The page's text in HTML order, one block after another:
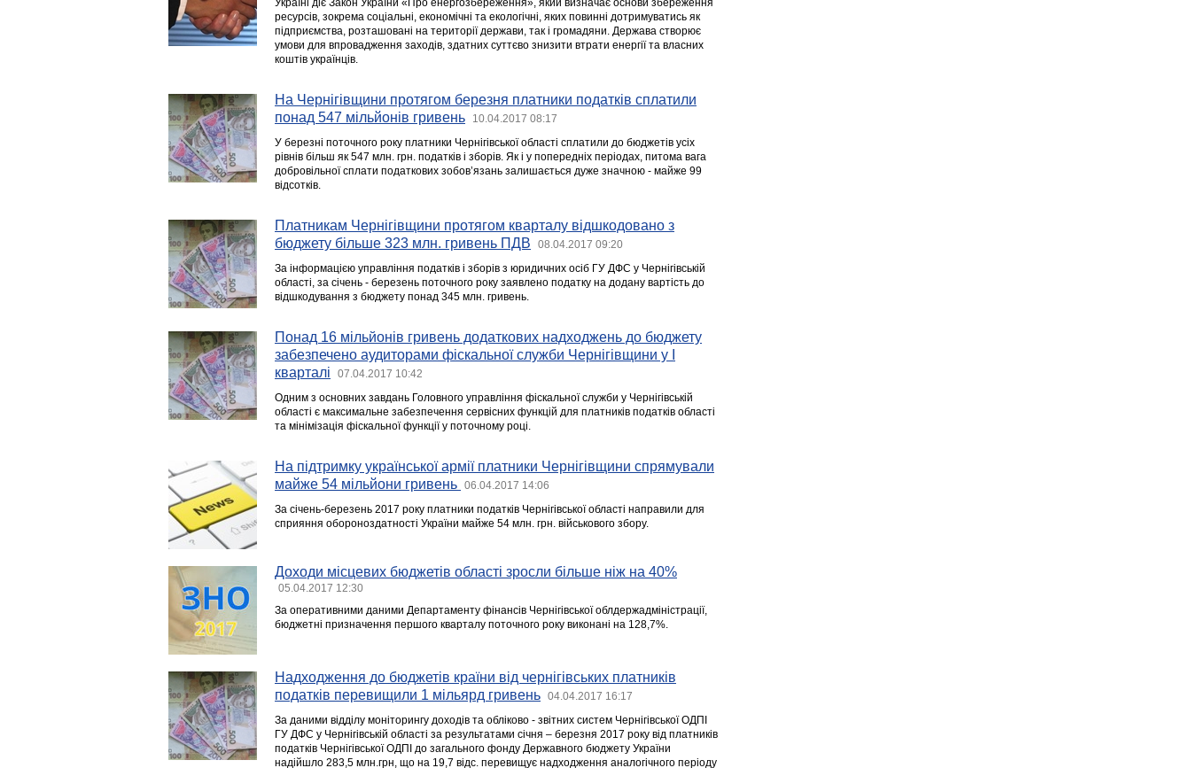
Україні діє Закон України «Про енергозбереження», який визначає основи збереження
ресурсів, зокрема соціальні, економічні та екологічні, яких повинні дотримуватись як
підприємства, розташовані на території держави, так і громадяни. Держава створює
умови для впровадження заходів, здатних суттєво знизити втрати енергії та власних
коштів українців.
На Чернігівщини протягом березня платники податків сплатили
понад 547 мільйонів гривень
10.04.2017 08:17
У березні поточного року платники Чернігівської області сплатили до бюджетів усіх
рівнів більш як 547 млн. грн. податків і зборів. Як і у попередніх періодах, питома вага
добровільної сплати податкових зобов’язань залишається дуже значною - майже 99
відсотків.
Платникам Чернігівщини протягом кварталу відшкодовано з
бюджету більше 323 млн. гривень ПДВ
08.04.2017 09:20
За інформацією управління податків і зборів з юридичних осіб ГУ ДФС у Чернігівській
області, за січень - березень поточного року заявлено податку на додану вартість до
відшкодування з бюджету понад 345 млн. гривень.
Понад 16 мільйонів гривень додаткових надходжень до бюджету
забезпечено аудиторами фіскальної служби Чернігівщини у І
кварталі
07.04.2017 10:42
Одним з основних завдань Головного управління фіскальної служби у Чернігівській
області є максимальне забезпечення сервісних функцій для платників податків області
та мінімізація фіскальної функції у поточному році.
На підтримку української армії платники Чернігівщини спрямували
майже 54 мільйони гривень
06.04.2017 14:06
За січень-березень 2017 року платники податків Чернігівської області направили для
сприяння обороноздатності України майже 54 млн. грн. військового збору.
Доходи місцевих бюджетів області зросли більше ніж на 40%
05.04.2017 12:30
За оперативними даними Департаменту фінансів Чернігівської облдержадміністрації,
бюджетні призначення першого кварталу поточного року виконані на 128,7%.
Надходження до бюджетів країни від чернігівських платників
податків перевищили 1 мільярд гривень
04.04.2017 16:17
За даними відділу моніторингу доходів та обліково - звітних систем Чернігівської ОДПІ
ГУ ДФС у Чернігівській області за результатами січня – березня 2017 року від платників
податків Чернігівської ОДПІ до загального фонду Державного бюджету України
надійшло 283,5 млн.грн, що на 19,7 відс. перевищує надходження аналогічного періоду